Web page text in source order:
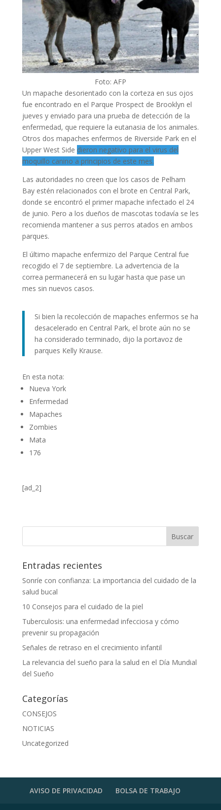
Foto: AFP
Un mapache desorientado con la corteza en sus ojos
fue encontrado en el Parque Prospect de Brooklyn el
jueves y enviado para una prueba de detección de la
enfermedad, que requiere la eutanasia de los animales.
Otros dos mapaches enfermos de Riverside Park en el
Upper West Side dieron negativo para el virus del
moquillo canino a principios de este mes.
Las autoridades no creen que los casos de Pelham
Bay estén relacionados con el brote en Central Park,
donde se encontró el primer mapache infectado el 24
de junio. Pero a los dueños de mascotas todavía se les
recomienda mantener a sus perros atados en ambos
parques.
El último mapache enfermizo del Parque Central fue
recogido el 7 de septiembre. La advertencia de la
correa permanecerá en su lugar hasta que pase un
mes sin nuevos casos.
Si bien la recolección de mapaches enfermos se ha
desacelerado en Central Park, el brote aún no se
ha considerado terminado, dijo la portavoz de
parques Kelly Krause.
En esta nota:
Nueva York
Enfermedad
Mapaches
Zombies
Mata
176
[ad_2]
Entradas recientes
Sonríe con confianza: La importancia del cuidado de la
salud bucal
10 Consejos para el cuidado de la piel
Tuberculosis: una enfermedad infecciosa y cómo
prevenir su propagación
Señales de retraso en el crecimiento infantil
La relevancia del sueño para la salud en el Día Mundial
del Sueño
Categorías
CONSEJOS
NOTICIAS
Uncategorized
AVISO DE PRIVACIDAD BOLSA DE TRABAJO